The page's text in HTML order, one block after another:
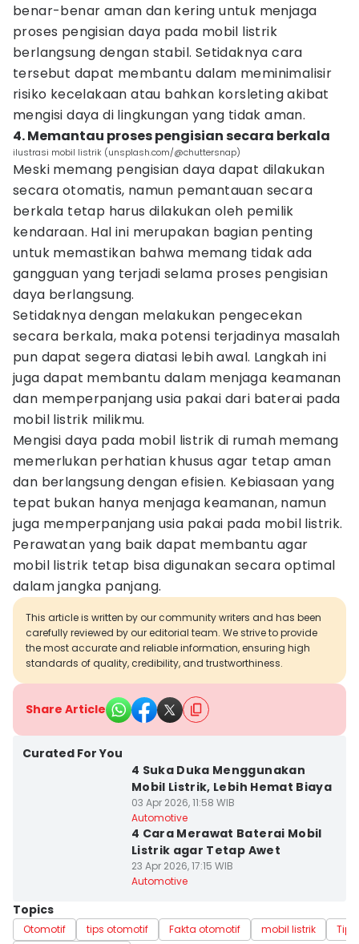
benar-benar aman dan kering untuk menjaga
proses pengisian daya pada mobil listrik
berlangsung dengan stabil. Setidaknya cara
tersebut dapat membantu dalam meminimalisir
risiko kecelakaan atau bahkan korsleting akibat
mengisi daya di lingkungan yang tidak aman.
4. Memantau proses pengisian secara berkala
ilustrasi mobil listrik (unsplash.com/@chuttersnap)
Meski memang pengisian daya dapat dilakukan
secara otomatis, namun pemantauan secara
berkala tetap harus dilakukan oleh pemilik
kendaraan. Hal ini merupakan bagian penting
untuk memastikan bahwa memang tidak ada
gangguan yang terjadi selama proses pengisian
daya berlangsung.
Setidaknya dengan melakukan pengecekan
secara berkala, maka potensi terjadinya masalah
pun dapat segera diatasi lebih awal. Langkah ini
juga dapat membantu dalam menjaga keamanan
dan memperpanjang usia pakai dari baterai pada
mobil listrik milikmu.
Mengisi daya pada mobil listrik di rumah memang
memerlukan perhatian khusus agar tetap aman
dan berlangsung dengan efisien. Kebiasaan yang
tepat bukan hanya menjaga keamanan, namun
juga memperpanjang usia pakai pada mobil listrik.
Perawatan yang baik dapat membantu agar
mobil listrik tetap bisa digunakan secara optimal
dalam jangka panjang.
This article is written by our community writers and has been
carefully reviewed by our editorial team. We strive to provide
the most accurate and reliable information, ensuring high
standards of quality, credibility, and trustworthiness.
Share Article
Curated For You
4 Suka Duka Menggunakan
Mobil Listrik, Lebih Hemat Biaya
03 Apr 2026, 11:58 WIB
Automotive
4 Cara Merawat Baterai Mobil
Listrik agar Tetap Awet
23 Apr 2026, 17:15 WIB
Automotive
Topics
Otomotif tips otomotif Fakta otomotif mobil listrik